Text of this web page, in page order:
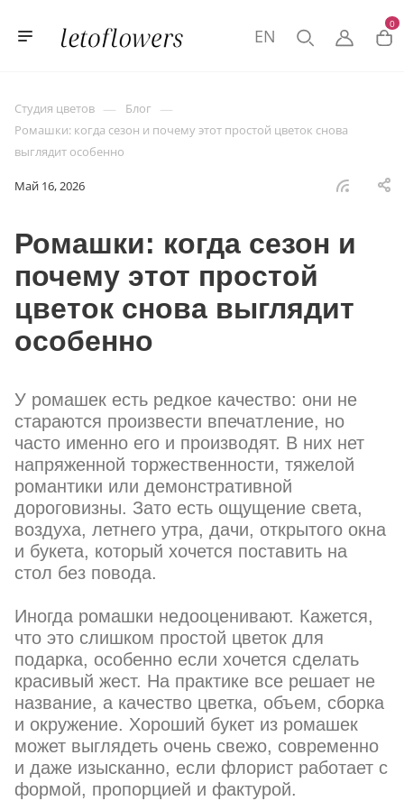
0
EN
Студия цветов — Блог —
Ромашки: когда сезон и почему этот простой цветок снова
выглядит особенно
Май 16, 2026
Ромашки: когда сезон и
почему этот простой
цветок снова выглядит
особенно
У ромашек есть редкое качество: они не
стараются произвести впечатление, но
часто именно его и производят. В них нет
напряженной торжественности, тяжелой
романтики или демонстративной
дороговизны. Зато есть ощущение света,
воздуха, летнего утра, дачи, открытого окна
и букета, который хочется поставить на
стол без повода.
Иногда ромашки недооценивают. Кажется,
что это слишком простой цветок для
подарка, особенно если хочется сделать
красивый жест. На практике все решает не
название, а качество цветка, объем, сборка
и окружение. Хороший букет из ромашек
может выглядеть очень свежо, современно
и даже изысканно, если флорист работает с
формой, пропорцией и фактурой.